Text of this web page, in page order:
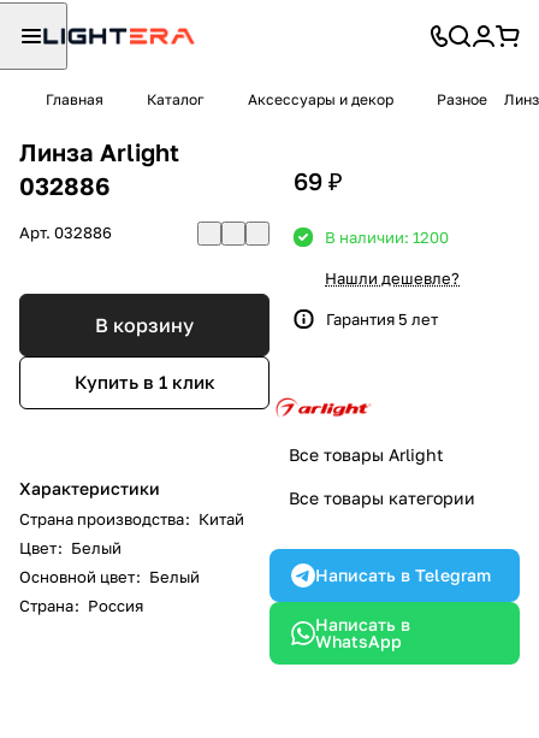
Главная Каталог Аксессуары и декор Разное
Линза Arlight
032886
Арт. 032886
В корзину
Купить в 1 клик
Характеристики
Страна производства: Китай
Цвет: Белый
Основной цвет: Белый
Страна: Россия
69 ₽
В наличии: 1200
Нашли дешевле?
Гарантия 5 лет
Все товары Arlight
Все товары категории
Написать в Telegram
Написать в
WhatsApp